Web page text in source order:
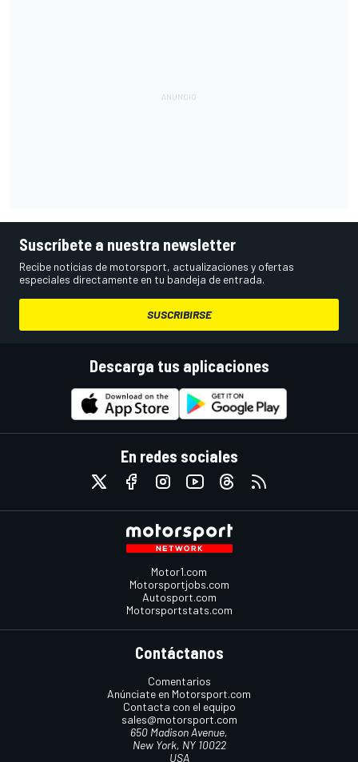
Suscríbete a nuestra newsletter
Recibe noticias de motorsport, actualizaciones y ofertas
especiales directamente en tu bandeja de entrada.
SUSCRIBIRSE
Descarga tus aplicaciones
En redes sociales
Motor1.com
Motorsportjobs.com
Autosport.com
Motorsportstats.com
Contáctanos
Comentarios
Anúnciate en Motorsport.com
Contacta con el equipo
sales@motorsport.com
650 Madison Avenue,
New York, NY 10022
USA